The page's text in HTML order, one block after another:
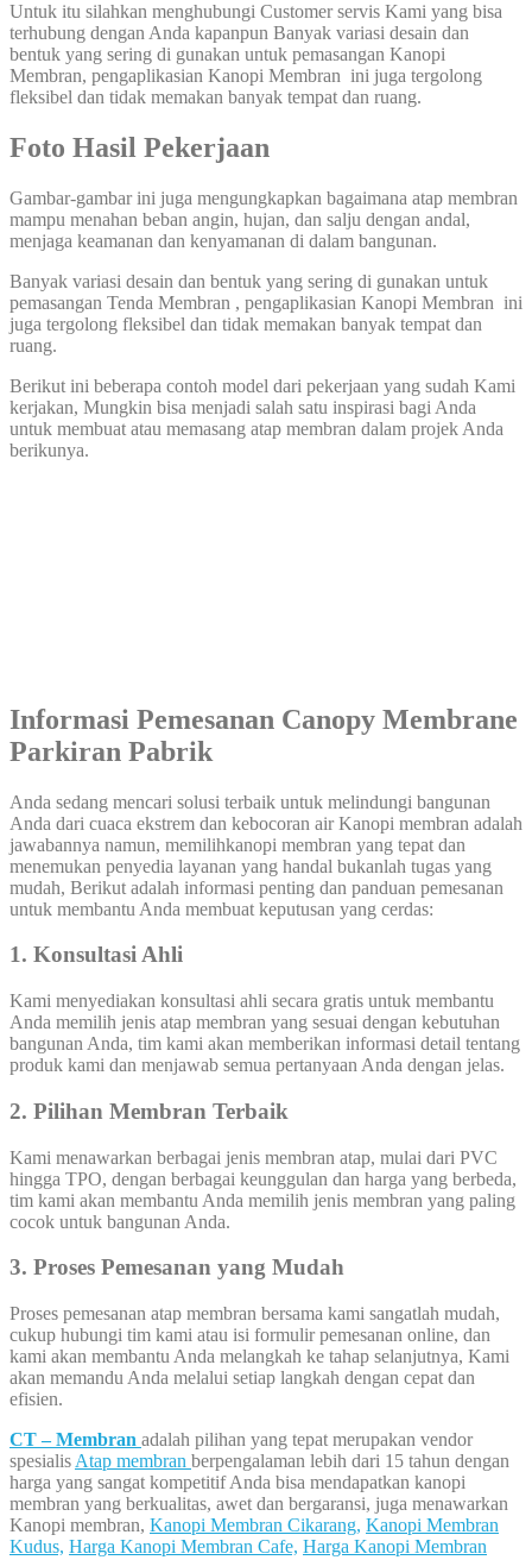
Untuk itu silahkan menghubungi Customer servis Kami yang bisa
terhubung dengan Anda kapanpun Banyak variasi desain dan
bentuk yang sering di gunakan untuk pemasangan Kanopi
Membran, pengaplikasian Kanopi Membran ini juga tergolong
fleksibel dan tidak memakan banyak tempat dan ruang.
Foto Hasil Pekerjaan
Gambar-gambar ini juga mengungkapkan bagaimana atap membran
mampu menahan beban angin, hujan, dan salju dengan andal,
menjaga keamanan dan kenyamanan di dalam bangunan.
Banyak variasi desain dan bentuk yang sering di gunakan untuk
pemasangan Tenda Membran , pengaplikasian Kanopi Membran ini
juga tergolong fleksibel dan tidak memakan banyak tempat dan
ruang.
Berikut ini beberapa contoh model dari pekerjaan yang sudah Kami
kerjakan, Mungkin bisa menjadi salah satu inspirasi bagi Anda
untuk membuat atau memasang atap membran dalam projek Anda
berikunya.
Informasi Pemesanan Canopy Membrane
Parkiran Pabrik
Anda sedang mencari solusi terbaik untuk melindungi bangunan
Anda dari cuaca ekstrem dan kebocoran air Kanopi membran adalah
jawabannya namun, memilihkanopi membran yang tepat dan
menemukan penyedia layanan yang handal bukanlah tugas yang
mudah, Berikut adalah informasi penting dan panduan pemesanan
untuk membantu Anda membuat keputusan yang cerdas:
1. Konsultasi Ahli
Kami menyediakan konsultasi ahli secara gratis untuk membantu
Anda memilih jenis atap membran yang sesuai dengan kebutuhan
bangunan Anda, tim kami akan memberikan informasi detail tentang
produk kami dan menjawab semua pertanyaan Anda dengan jelas.
2. Pilihan Membran Terbaik
Kami menawarkan berbagai jenis membran atap, mulai dari PVC
hingga TPO, dengan berbagai keunggulan dan harga yang berbeda,
tim kami akan membantu Anda memilih jenis membran yang paling
cocok untuk bangunan Anda.
3. Proses Pemesanan yang Mudah
Proses pemesanan atap membran bersama kami sangatlah mudah,
cukup hubungi tim kami atau isi formulir pemesanan online, dan
kami akan membantu Anda melangkah ke tahap selanjutnya, Kami
akan memandu Anda melalui setiap langkah dengan cepat dan
efisien.
CT – Membran adalah pilihan yang tepat merupakan vendor
spesialis Atap membran berpengalaman lebih dari 15 tahun dengan
harga yang sangat kompetitif Anda bisa mendapatkan kanopi
membran yang berkualitas, awet dan bergaransi, juga menawarkan
Kanopi membran, Kanopi Membran Cikarang, Kanopi Membran
Kudus, Harga Kanopi Membran Cafe, Harga Kanopi Membran